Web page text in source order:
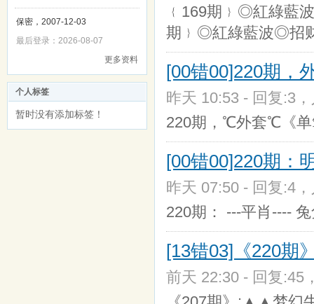
保密，2007-12-03
最后登录：2026-08-07
更多资料
个人标签
暂时没有添加标签！
﹛169期﹜◎紅綠藍
期﹜◎紅綠藍波◎招
[00错00]220期，
昨天 10:53 - 回复:3
220期，℃外套℃《单
[00错00]220期
昨天 07:50 - 回复:4
220期： ---平肖----
[13错03]《220期
前天 22:30 - 回复:45